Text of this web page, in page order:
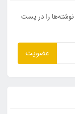
را در پست
عضویت